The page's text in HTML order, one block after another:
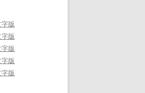
版
版
版
版
版